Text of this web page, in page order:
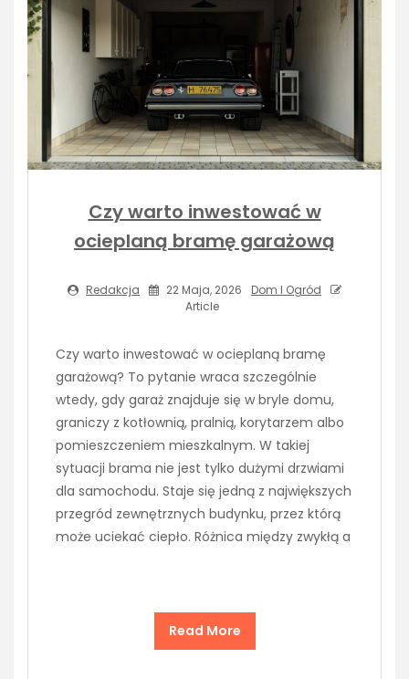
Czy warto inwestować w
ocieplaną bramę garażową
Redakcja 22 Maja, 2026
Dom I Ogród
Article
Czy warto inwestować w ocieplaną bramę
garażową? To pytanie wraca szczególnie
wtedy, gdy garaż znajduje się w bryle domu,
graniczy z kotłownią, pralnią, korytarzem albo
pomieszczeniem mieszkalnym. W takiej
sytuacji brama nie jest tylko dużymi drzwiami
dla samochodu. Staje się jedną z największych
przegród zewnętrznych budynku, przez którą
może uciekać ciepło. Różnica między zwykłą a
Read More